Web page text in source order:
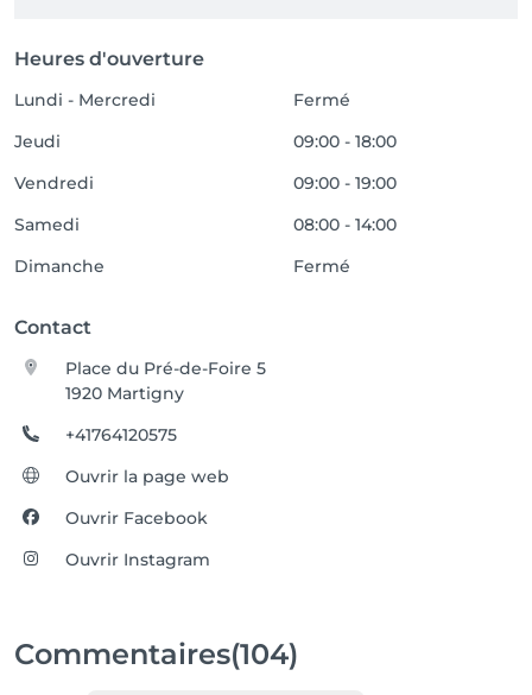
Heures d'ouverture
Lundi - Mercredi
Fermé
Jeudi
09:00 - 18:00
Vendredi
09:00 - 19:00
Samedi
08:00 - 14:00
Dimanche
Fermé
Contact
Place du Pré-de-Foire 5
1920 Martigny
+41764120575
Ouvrir la page web
Ouvrir Facebook
Ouvrir Instagram
Commentaires(104)